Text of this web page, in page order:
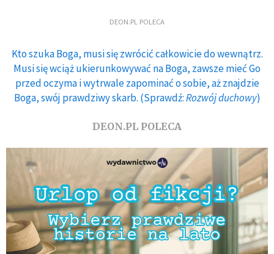
DEON.PL POLECA
Kto szuka Boga, musi się zwrócić całkowicie do wewnątrz.
Musi się wciąż ukierunkowywać na Boga, zawsze mieć Go
przed oczyma i wytrwale zapominać o sobie, aż znajdzie
Boga, swój prawdziwy skarb. (Sprawdź:Rozwój duchowy)
DEON.PL POLECA